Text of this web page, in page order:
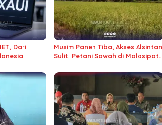
Dari
Musim Panen Tiba, Akses Alsintan
Sulit, Petani Sawah di Molosipat